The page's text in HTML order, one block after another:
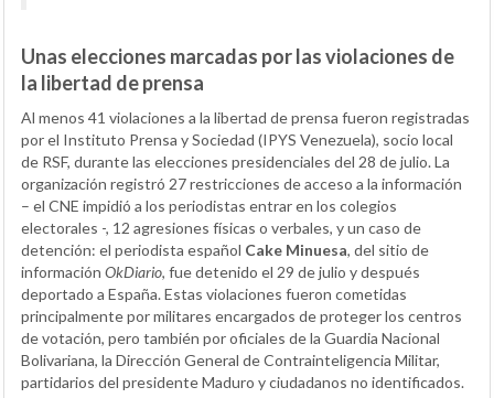
Unas elecciones marcadas por las violaciones de
la libertad de prensa
Al menos 41 violaciones a la libertad de prensa fueron registradas
por el Instituto Prensa y Sociedad (IPYS Venezuela), socio local
de RSF, durante las elecciones presidenciales del 28 de julio. La
organización registró 27 restricciones de acceso a la información
– el CNE impidió a los periodistas entrar en los colegios
electorales -, 12 agresiones físicas o verbales, y un caso de
detención: el periodista español Cake Minuesa, del sitio de
información OkDiario, fue detenido el 29 de julio y después
deportado a España. Estas violaciones fueron cometidas
principalmente por militares encargados de proteger los centros
de votación, pero también por oficiales de la Guardia Nacional
Bolivariana, la Dirección General de Contrainteligencia Militar,
partidarios del presidente Maduro y ciudadanos no identificados.